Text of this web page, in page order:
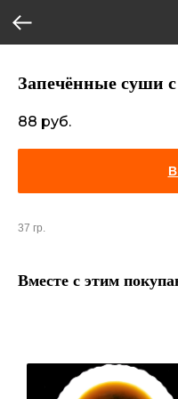
Запечённые суши с
88 руб.
37 гр.
Вместе с этим